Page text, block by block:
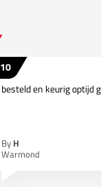
10
besteld en keurig optijd
By H
Warmond